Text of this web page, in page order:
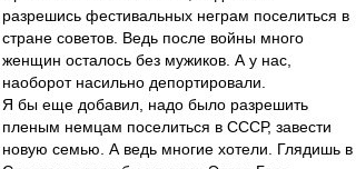
разрешись фестивальных неграм поселиться в
стране советов. Ведь после войны много
женщин осталось без мужиков. А у нас,
наоборот насильно депортировали.
Я бы еще добавил, надо было разрешить
пленым немцам поселиться в СССР, завести
новую семью. А ведь многие хотели. Глядишь в